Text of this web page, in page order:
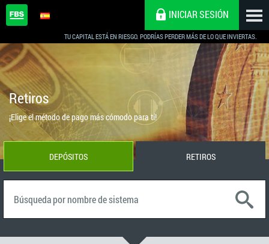
TU CAPITAL ESTÁ EN RIESGO. PODRÍAS PERDER MÁS DE LO QUE INVIERTAS.
INICIAR SESIÓN
Retiros
¡Elige el método de pago más cómodo para tí!
DEPÓSITOS RETIROS